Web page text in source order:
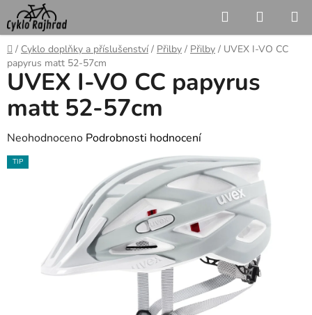
Přejít
na
obsah
Hledat
KOŠÍK
Domů
/ Cyklo doplňky a příslušenství / Přilby / Přilby / UVEX I-VO CC
papyrus matt 52-57cm
UVEX I-VO CC papyrus
matt 52-57cm
Průměrné
hodnocení
hvězdiček.
Neohodnoceno Podrobnosti hodnocení
TIP